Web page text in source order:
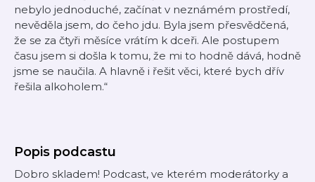
nebylo jednoduché, začínat v neznámém prostředí,
nevěděla jsem, do čeho jdu. Byla jsem přesvědčená,
že se za čtyři měsíce vrátím k dceři. Ale postupem
času jsem si došla k tomu, že mi to hodně dává, hodně
jsme se naučila. A hlavně i řešit věci, které bych dřív
řešila alkoholem.“
Popis podcastu
Dobro skladem! Podcast, ve kterém moderátorky a